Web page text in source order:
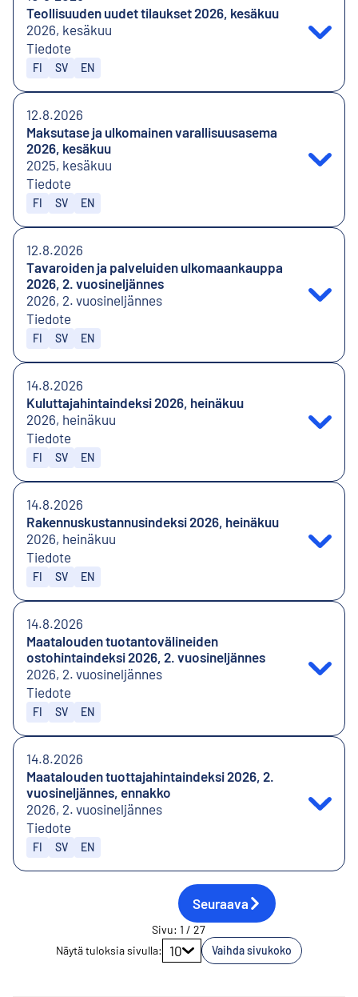
Teollisuuden uudet tilaukset 2026, kesäkuu
2026, kesäkuu
Tiedote
Julkaistaan kielillä
FI SV EN
12.8.2026
Maksutase ja ulkomainen varallisuusasema
2026, kesäkuu
2025, kesäkuu
Tiedote
Julkaistaan kielillä
FI SV EN
12.8.2026
Tavaroiden ja palveluiden ulkomaankauppa
2026, 2. vuosineljännes
2026, 2. vuosineljännes
Tiedote
Julkaistaan kielillä
FI SV EN
14.8.2026
Kuluttajahintaindeksi 2026, heinäkuu
2026, heinäkuu
Tiedote
Julkaistaan kielillä
FI SV EN
14.8.2026
Rakennuskustannusindeksi 2026, heinäkuu
2026, heinäkuu
Tiedote
Julkaistaan kielillä
FI SV EN
14.8.2026
Maatalouden tuotantovälineiden
ostohintaindeksi 2026, 2. vuosineljännes
2026, 2. vuosineljännes
Tiedote
Julkaistaan kielillä
FI SV EN
14.8.2026
Maatalouden tuottajahintaindeksi 2026, 2.
vuosineljännes, ennakko
2026, 2. vuosineljännes
Tiedote
Julkaistaan kielillä
FI SV EN
Siirry sivulle
Seuraava
Sivu: 1 /27
Näytä tuloksia sivulla: 10 Vaihda sivukoko